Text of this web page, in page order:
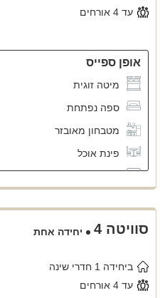
עד 4 אורחים
אופן ספייס
מיטה זוגית
ספה נפתחת
מטבחון מאובזר
פינת אוכל
סוויטה 4 יחידה אחת
ביחידה 1 חדרי שינה
עד 4 אורחים